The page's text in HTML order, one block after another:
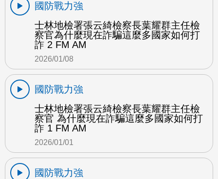
國防戰力強
士林地檢署張云綺檢察長葉耀群主任檢
察官為什麼現在詐騙這麼多國家如何打
詐 2 FM AM
2026/01/08
國防戰力強
士林地檢署張云綺檢察長葉耀群主任檢
察官 為什麼現在詐騙這麼多國家如何打
詐 1 FM AM
2026/01/01
國防戰力強